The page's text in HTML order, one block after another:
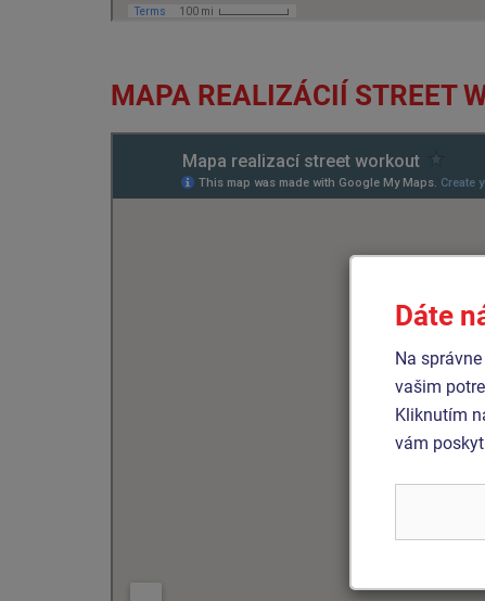
MAPA REALIZÁCIÍ STREET
Dáte
Na
vašim
Kliknutím
vám